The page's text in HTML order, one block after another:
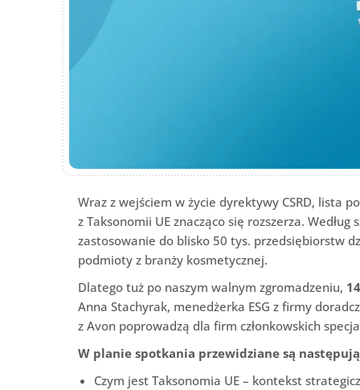
Wraz z wejściem w życie dyrektywy CSRD, lista
z Taksonomii UE znacząco się rozszerza.
zastosowanie do blisko 50 tys. przedsiębiorstw
podmioty z branży kosmetycznej.
Dlatego tuż po naszym walnym zgromadzeniu,
Anna Stachyrak, menedżerka ESG z firmy
z Avon poprowadzą dla firm członkowskich
W planie spotkania przewidziane są
Czym jest Taksonomia UE – kontekst